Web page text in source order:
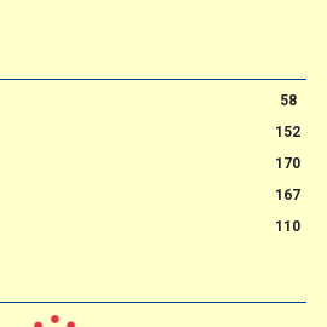
58
152
170
167
110